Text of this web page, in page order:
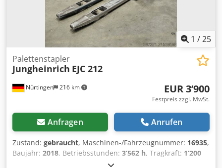
1 /25
Nürtingen 216 km
Palettenstapler
Jungheinrich EJC 212
EUR 3’900
Festpreis zzgl. MwSt.
Anfragen Anrufen
Zustand: gebraucht, Maschinen-/Fahrzeugnummer: 16935,
Baujahr: 2018, Betriebsstunden: 3’562 h, Tragkraft: 1’200
, Lastschwerpunkt: